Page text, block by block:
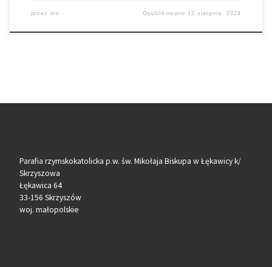
przez ms Opublikowano 12 sierpnia, 2024
Parafia rzymskokatolicka p.w. św. Mikołaja Biskupa w Łękawicy k/
Skrzyszowa
Łękawica 64
33-156 Skrzyszów
woj. małopolskie